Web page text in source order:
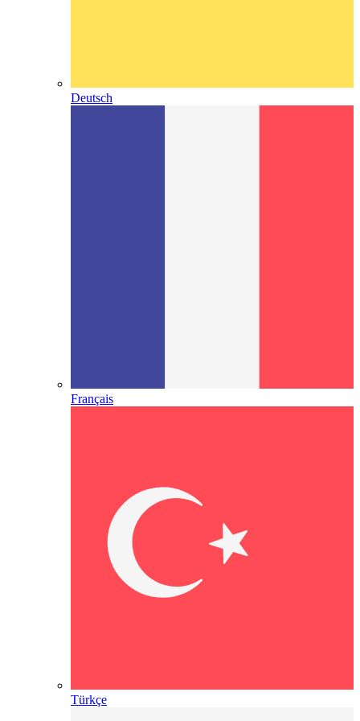
Deutsch
Français
Türkçe